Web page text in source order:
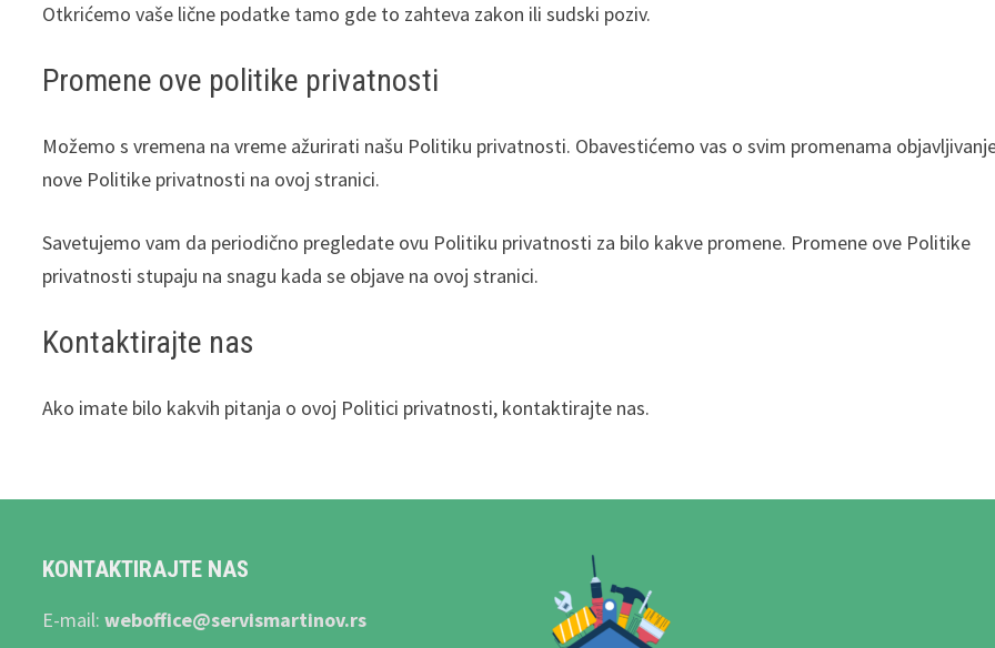
Otkrićemo vaše lične podatke tamo gde to zahteva zakon ili sudski poziv.
Promene ove politike privatnosti
Možemo s vremena na vreme ažurirati našu Politiku privatnosti. Obavestićemo vas o svim promenama
nove Politike privatnosti na ovoj stranici.
Savetujemo vam da periodično pregledate ovu Politiku privatnosti za bilo kakve promene. Promene ove Politike
privatnosti stupaju na snagu kada se objave na ovoj stranici.
Kontaktirajte nas
Ako imate bilo kakvih pitanja o ovoj Politici privatnosti, kontaktirajte nas.
KONTAKTIRAJTE NAS
E-mail:weboffice@servismartinov.rs